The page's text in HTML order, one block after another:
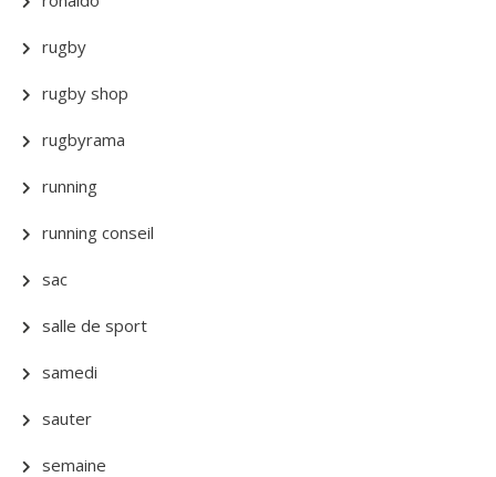
rugby
rugby shop
rugbyrama
running
running conseil
sac
salle de sport
samedi
sauter
semaine